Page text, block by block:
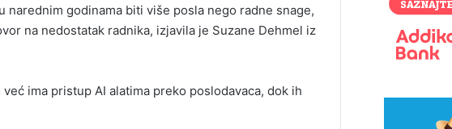
narednim godinama biti više posla nego radne snage,
na nedostatak radnika, izjavila je Suzane Dehmel iz
ima pristup AI alatima preko poslodavaca, dok ih